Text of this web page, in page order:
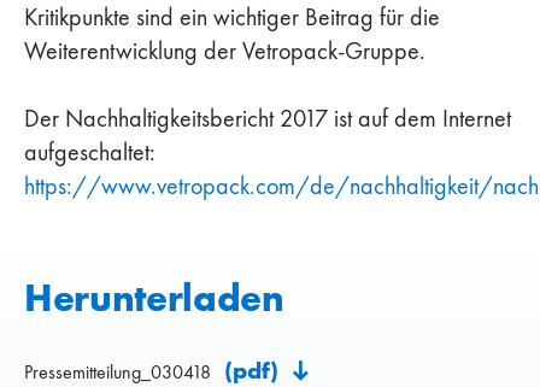
Kritikpunkte sind ein wichtiger Beitrag für die
Weiterentwicklung der Vetropack-Gruppe.
Der Nachhaltigkeitsbericht 2017 ist auf dem Internet
aufgeschaltet:
https://www.vetropack.com/de/nachhaltigkeit/
Herunterladen
Pressemitteilung_030418 (pdf)